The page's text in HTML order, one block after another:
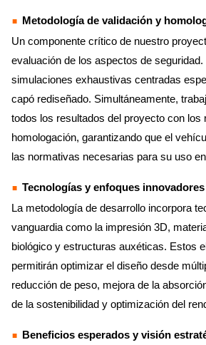
Metodología de validación y
Un componente crítico de nuestro
evaluación de los aspectos de
simulaciones exhaustivas centradas
capó rediseñado. Simultáneamente,
todos los resultados del proyecto con los
homologación, garantizando que el
las normativas necesarias para su uso
Tecnologías y enfoques innovadores
La metodología de desarrollo incorpora
vanguardia como la impresión 3D,
biológico y estructuras auxéticas. Estos
permitirán optimizar el diseño desde
reducción de peso, mejora de la
de la sostenibilidad y optimización del
Beneficios esperados y visión